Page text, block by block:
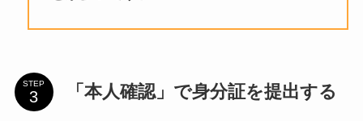
STEP 「本人確認」で身分証を提出する